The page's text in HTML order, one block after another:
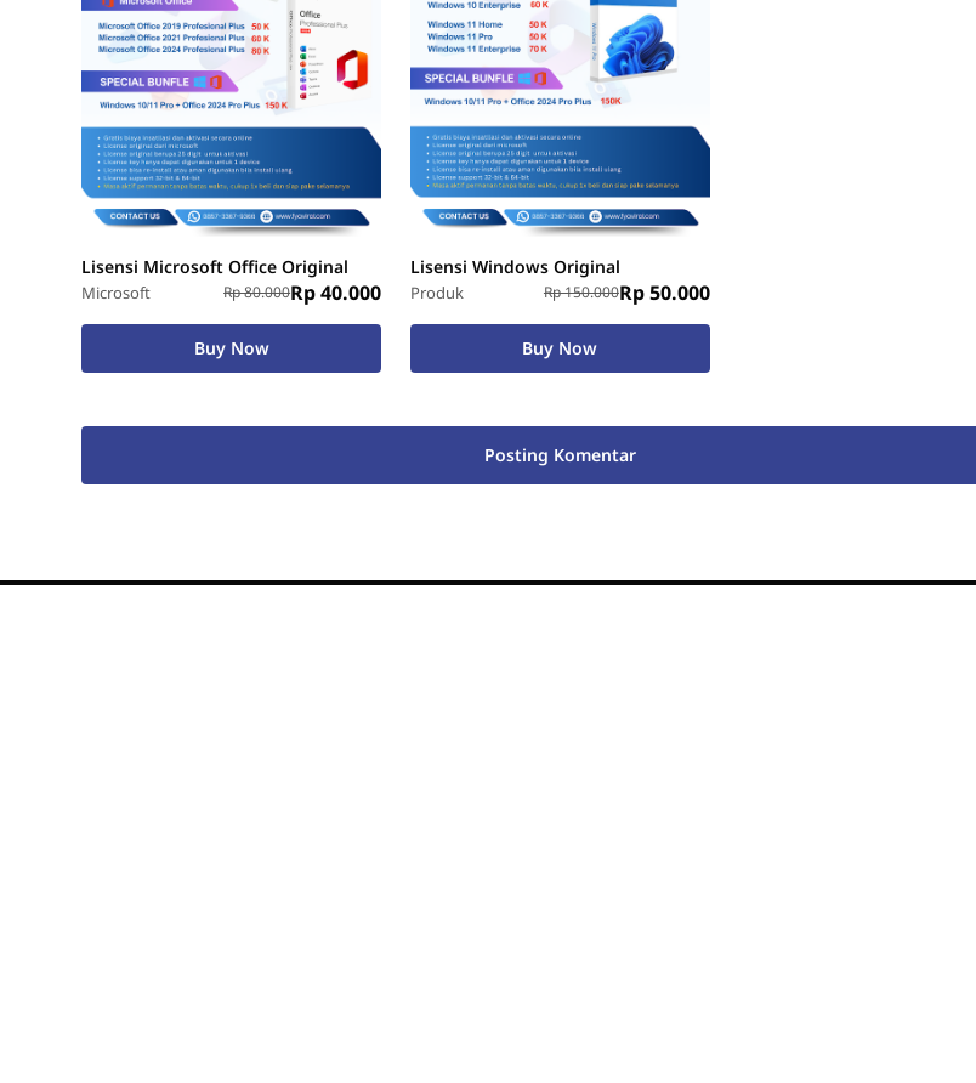
Lisensi Microsoft Office Original
Microsoft Rp 80.000Rp 40.000
Buy Now
Lisensi Windows Original
Produk Rp 150.000Rp 50.000
Buy Now
Posting Komentar